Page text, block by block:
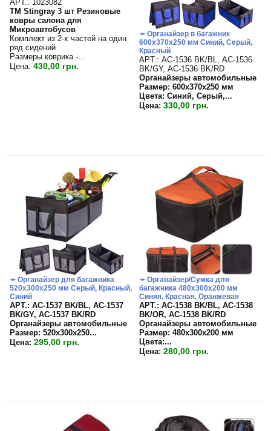
APT.: 1023082
TM Stingray 3 шт Резиновые
ковры салона для
Микроавтобусов
Комплект из 2-х частей на один
ряд сидений
Размеры коврика -...
Цена: 430,00 грн.
➛ Органайзер в багажник
600х370х250 мм Синий, Серый,
Красный
APT.: АС-1536 BK/BL, АС-1536
BK/GY, АС-1536 BK/RD
Органайзеры автомобильные
Размер: 600х370х250 мм
Цвета: Синий, Серый,...
Цена: 330,00 грн.
➛ Органайзер для багажника
520х300х250 мм Серый, Красный,
Синий
APT.: АС-1537 BK/BL, АС-1537
BK/GY, АС-1537 BK/RD
Органайзеры автомобильные
Размер: 520х300х250...
Цена: 295,00 грн.
➛ Органайзер/Сумка для
багажника 480х300х200 мм
Синяя, Красная, Оранжевая
APT.: АС-1538 BK/BL, АС-1538
BK/OR, АС-1538 BK/RD
Органайзеры автомобильные
Размер: 480х300х200 мм
Цвета:...
Цена: 280,00 грн.